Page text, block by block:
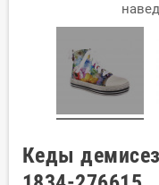
Кеды